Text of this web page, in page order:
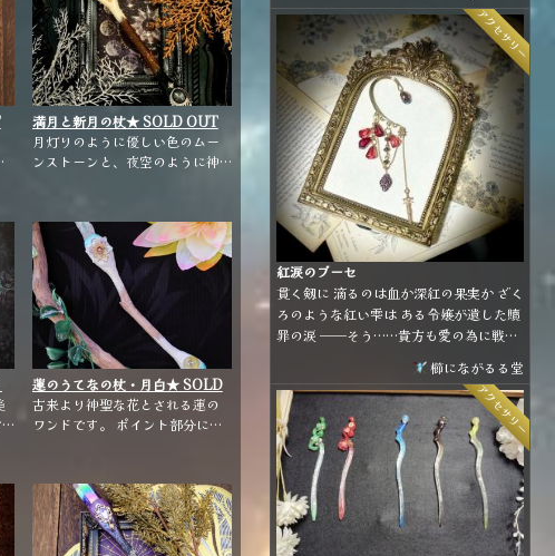
満月と新月の杖★ SOLD OUT
★【雑貨・小物】
月灯りのように優しい色のムー
ンストーンと、夜空のように神
蓮のうてなの杖・月白★ SOLD
OUT ★【雑貨・小物】
古来より神聖な花とされる蓮の
ワンドです。 ポイント部分には
ーには味わいのあるフォルムの
流木を選びました。 こちらは清
浄なホワイトカラーになりま
す。
て流れて行った。
紅涙のブーセ
貫く剱に 滴るのは血か深紅の果実か ざく
ろのような紅い雫は ある令嬢が遺した贖
罪の涙 ──そう……貴方も愛の為に戦っ
スが柔らかい素材ですので、耳の形に合
わせて装着して頂けます
アクセサリー
櫛にながるる堂
アクセサリー